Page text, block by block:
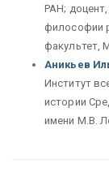
РАН;
философии
факультет,
Аникьев
Институт
истории
имени М.В.